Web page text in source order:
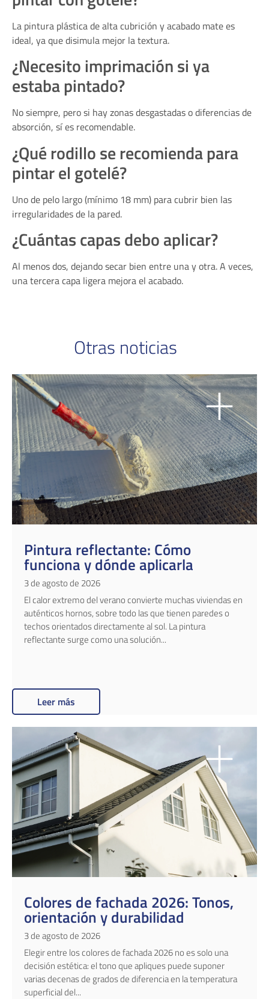
La pintura plástica de alta cubrición y acabado mate es
ideal, ya que disimula mejor la textura.
¿Necesito imprimación si ya
estaba pintado?
No siempre, pero si hay zonas desgastadas o diferencias de
absorción, sí es recomendable.
¿Qué rodillo se recomienda para
pintar el gotelé?
Uno de pelo largo (mínimo 18 mm) para cubrir bien las
irregularidades de la pared.
¿Cuántas capas debo aplicar?
Al menos dos, dejando secar bien entre una y otra. A veces,
una tercera capa ligera mejora el acabado.
Otras noticias
Pintura reflectante: Cómo
funciona y dónde aplicarla
3 de agosto de 2026
El calor extremo del verano convierte muchas viviendas en
auténticos hornos, sobre todo las que tienen paredes o
techos orientados directamente al sol. La pintura
reflectante surge como una solución...
Leer más
Colores de fachada 2026: Tonos,
orientación y durabilidad
3 de agosto de 2026
Elegir entre los colores de fachada 2026 no es solo una
decisión estética: el tono que apliques puede suponer
varias decenas de grados de diferencia en la temperatura
superficial del...